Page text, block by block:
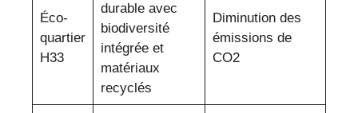
Éco-
quartier
H33
durable avec
biodiversité
intégrée et
matériaux
recyclés
Diminution des
émissions de
CO2